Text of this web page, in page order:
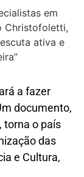
a fazer
documento,
torna o país
das
e Cultura,